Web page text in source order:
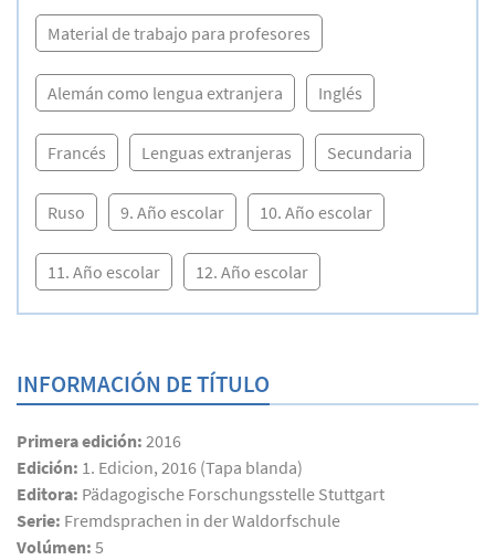
Material de trabajo para profesores
Alemán como lengua extranjera Inglés
Francés Lenguas extranjeras Secundaria
Ruso 9. Año escolar 10. Año escolar
11. Año escolar 12. Año escolar
INFORMACIÓN DE TÍTULO
Primera edición: 2016
Edición: 1. Edicion, 2016 (Tapa blanda)
Editora: Pädagogische Forschungsstelle Stuttgart
Serie: Fremdsprachen in der Waldorfschule
Volúmen: 5